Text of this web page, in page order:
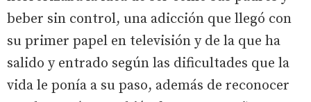
beber sin control, una adicción que llegó con
su primer papel en televisión y de la que ha
salido y entrado según las dificultades que la
vida le ponía a su paso, además de reconocer